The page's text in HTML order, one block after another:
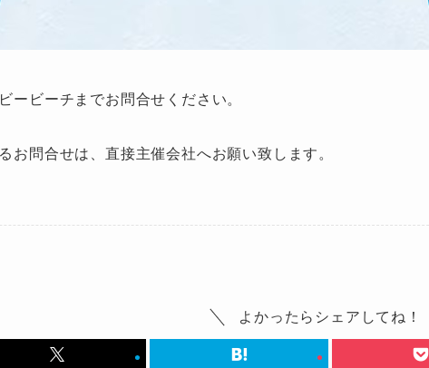
ービーチまでお問合せください。
お問合せは、直接主催会社へお願い致します。
よかったらシェアしてね！